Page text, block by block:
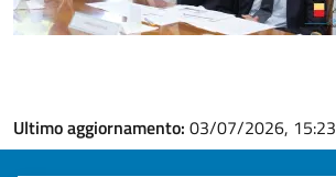
Ultimo aggiornamento: 03/07/2026, 15:23